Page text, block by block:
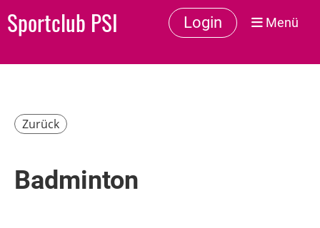
Sportclub PSI Login Menü
Zurück
Badminton